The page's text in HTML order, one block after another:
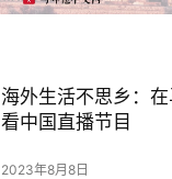
海外生活不思乡：
看中国直播节目
2023年8月8日